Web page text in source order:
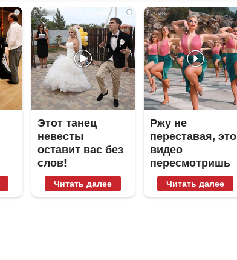
i i
Этот танец
невесты
оставит вас без
слов!
Пересмотрела
10 раз
Читать далее
Ржу не
переставая, это
видео
пересмотришь
не раз
Читать далее